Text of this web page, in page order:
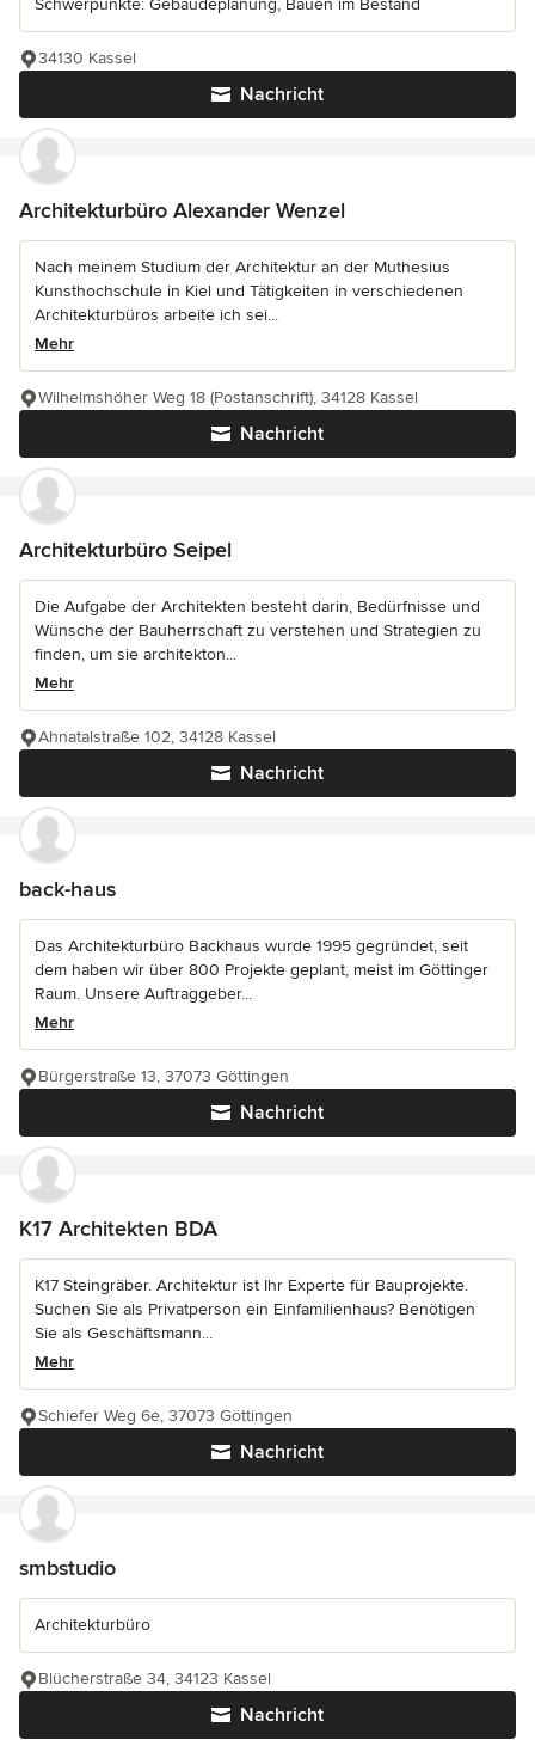
Schwerpunkte: Gebäudeplanung, Bauen im Bestand
Nachricht
34130 Kassel
Architekturbüro Alexander Wenzel
Nach meinem Studium der Architektur an der Muthesius
Kunsthochschule in Kiel und Tätigkeiten in verschiedenen
Architekturbüros arbeite ich sei...
Mehr
Nachricht
Wilhelmshöher Weg 18 (Postanschrift), 34128 Kassel
Architekturbüro Seipel
Die Aufgabe der Architekten besteht darin, Bedürfnisse und
Wünsche der Bauherrschaft zu verstehen und Strategien zu
finden, um sie architekton...
Mehr
Nachricht
Ahnatalstraße 102, 34128 Kassel
back-haus
Das Architekturbüro Backhaus wurde 1995 gegründet, seit
dem haben wir über 800 Projekte geplant, meist im Göttinger
Raum. Unsere Auftraggeber...
Mehr
Nachricht
Bürgerstraße 13, 37073 Göttingen
K17 Architekten BDA
K17 Steingräber. Architektur ist Ihr Experte für Bauprojekte.
Suchen Sie als Privatperson ein Einfamilienhaus? Benötigen
Sie als Geschäftsmann...
Mehr
Nachricht
Schiefer Weg 6e, 37073 Göttingen
smbstudio
Architekturbüro
Nachricht
Blücherstraße 34, 34123 Kassel